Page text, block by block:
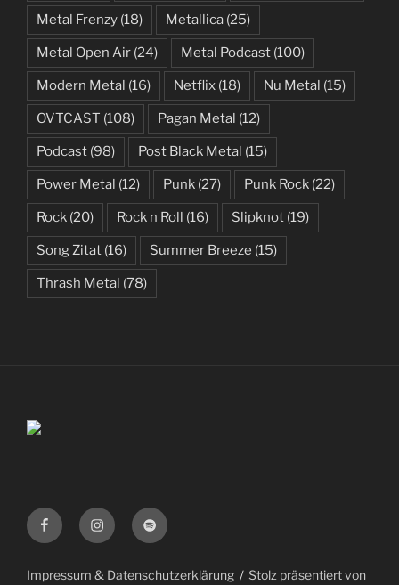
Metal Frenzy (18) Metallica (25)
Metal Open Air (24) Metal Podcast (100)
Modern Metal (16) Netflix (18) Nu Metal (15)
OVTCAST (108) Pagan Metal (12)
Podcast (98) Post Black Metal (15)
Power Metal (12) Punk (27) Punk Rock (22)
Rock (20) Rock n Roll (16) Slipknot (19)
Song Zitat (16) Summer Breeze (15)
Thrash Metal (78)
FacebookInstagramSpotify
Impressum & Datenschutzerklärung Stolz präsentiert von